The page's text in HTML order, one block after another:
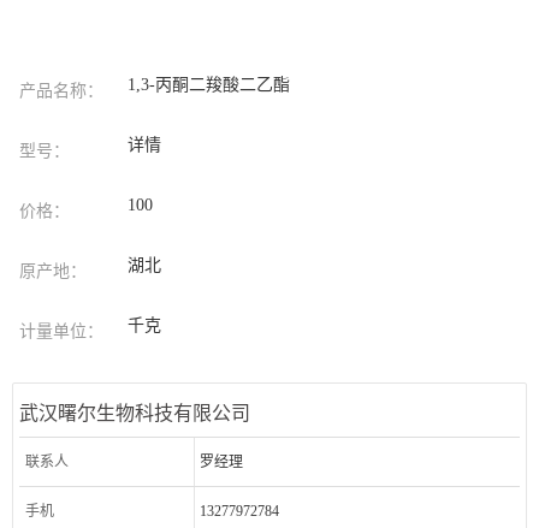
产品名称： 1,3-丙酮二羧酸二乙酯
型号： 详情
价格： 100
原产地： 湖北
计量单位： 千克
武汉曙尔生物科技有限公司
联系人 罗经理
手机 13277972784